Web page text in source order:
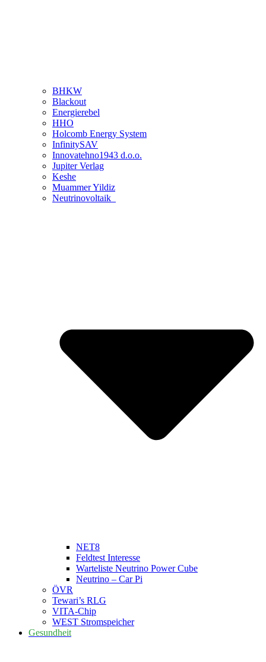
BHKW
Blackout
Energierebel
HHO
Holcomb Energy System
InfinitySAV
Innovatehno1943 d.o.o.
Jupiter Verlag
Keshe
Muammer Yildiz
Neutrinovoltaik
NET8
Feldtest Interesse
Warteliste Neutrino Power Cube
Neutrino – Car Pi
ÖVR
Tewari’s RLG
VITA-Chip
WEST Stromspeicher
Gesundheit